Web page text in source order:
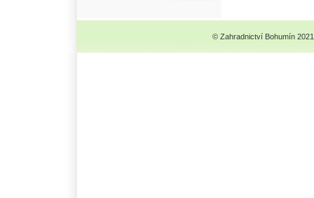
© Zahradnictví Bohumín